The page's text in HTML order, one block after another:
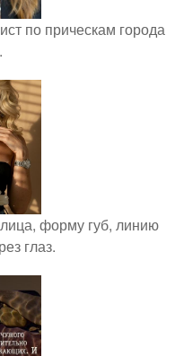
по прическам города
форму губ, линию
глаз.